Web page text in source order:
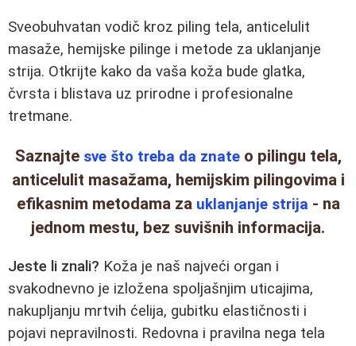
Sveobuhvatan vodič kroz piling tela, anticelulit
masaže, hemijske pilinge i metode za uklanjanje
strija. Otkrijte kako da vaša koža bude glatka,
čvrsta i blistava uz prirodne i profesionalne
tretmane.
Saznajte sve što treba da znateo pilingu tela,
anticelulit masažama, hemijskim pilingovima i
efikasnim metodama za uklanjanje strija - na
jednom mestu, bez suvišnih informacija.
Jeste li znali? Koža je naš najveći organ i
svakodnevno je izložena spoljašnjim uticajima,
nakupljanju mrtvih ćelija, gubitku elastičnosti i
pojavi nepravilnosti. Redovna i pravilna nega tela